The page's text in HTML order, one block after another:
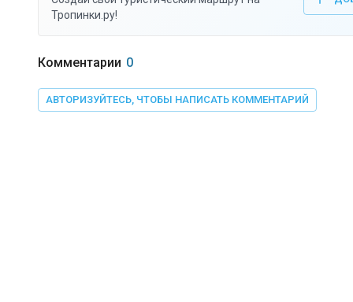
Тропинки.ру!
Комментарии 0
АВТОРИЗУЙТЕСЬ, ЧТОБЫ НАПИСАТЬ КОММЕНТАРИЙ